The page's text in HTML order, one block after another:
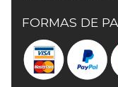
FORMAS DE